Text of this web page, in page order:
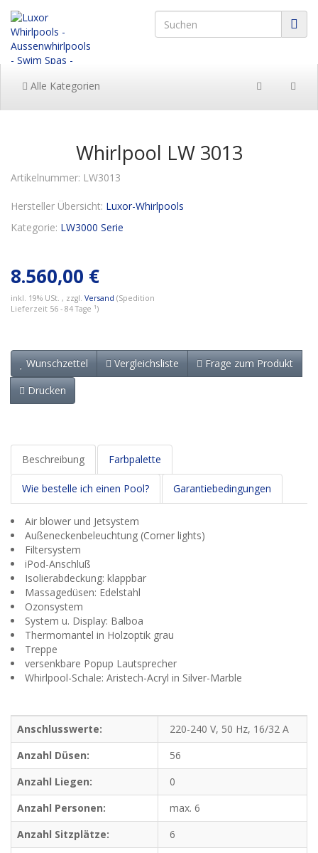
Alle Kategorien
Whirlpool LW 3013
Artikelnummer: LW3013
Hersteller Übersicht: Luxor-Whirlpools
Kategorie: LW3000 Serie
8.560,00 €
inkl. 19% USt. , zzgl. Versand (Spedition
Lieferzeit 56 - 84 Tage ¹)
Wunschzettel Vergleichsliste
Frage zum Produkt
Drucken
Beschreibung Farbpalette
Wie bestelle ich einen Pool? Garantiebedingungen
Air blower und Jetsystem
Außeneckenbeleuchtung (Corner lights)
Filtersystem
iPod-Anschluß
Isolierabdeckung: klappbar
Massagedüsen: Edelstahl
Ozonsystem
System u. Display: Balboa
Thermomantel in Holzoptik grau
Treppe
versenkbare Popup Lautsprecher
Whirlpool-Schale: Aristech-Acryl in Silver-Marble
Anschlusswerte:
220-240 V, 50 Hz, 16/32 A
Anzahl Düsen:
56
Anzahl Liegen:
0
Anzahl Personen:
max. 6
Anzahl Sitzplätze:
6